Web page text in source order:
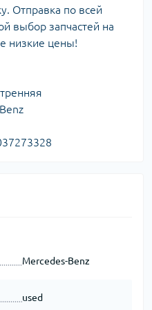
Отправка по всей
выбор запчастей на
низкие цены!
Mercedes-Benz
used